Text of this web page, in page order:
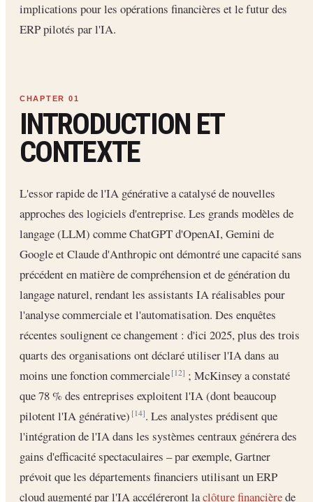
implications pour les opérations financières et le futur des
ERP pilotés par l'IA.
INTRODUCTION ET
CONTEXTE
L'essor rapide de l'IA générative a catalysé de nouvelles
approches des logiciels d'entreprise. Les grands modèles de
langage (LLM) comme ChatGPT d'OpenAI, Gemini de
Google et Claude d'Anthropic ont démontré une capacité sans
précédent en matière de compréhension et de génération du
langage naturel, rendant les assistants IA réalisables pour
l'analyse commerciale et l'automatisation. Des enquêtes
récentes soulignent ce changement : d'ici 2025, plus des trois
quarts des organisations ont déclaré utiliser l'IA dans au
moins une fonction commerciale[12] ; McKinsey a constaté
que 78 % des entreprises exploitent l'IA (dont beaucoup
pilotent l'IA générative)[14]. Les analystes prédisent que
l'intégration de l'IA dans les systèmes centraux générera des
gains d'efficacité spectaculaires – par exemple, Gartner
prévoit que les départements financiers utilisant un ERP
cloud augmenté par l'IA accéléreront laclôture financièrede